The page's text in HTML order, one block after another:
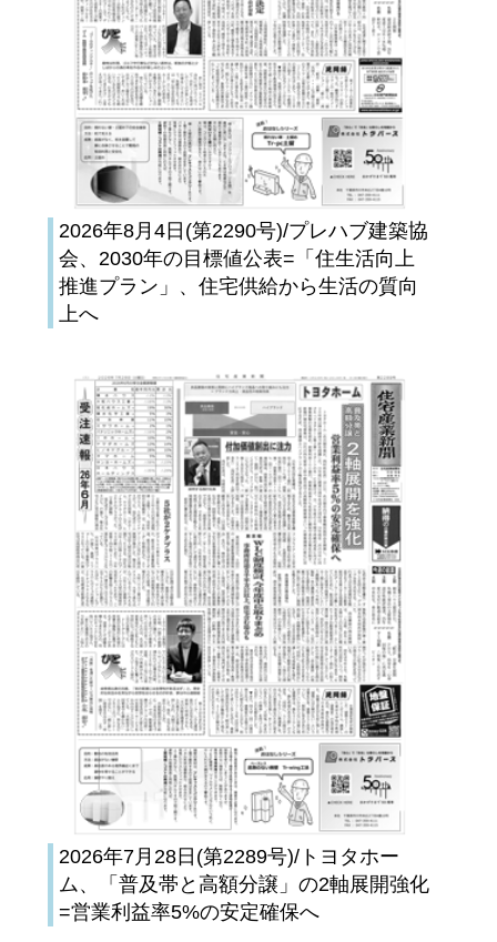
2026年8月4日(第2290号)/プレハブ建築協
会、2030年の目標値公表=「住生活向上
推進プラン」、住宅供給から生活の質向
上へ
2026年7月28日(第2289号)/トヨタホー
ム、「普及帯と高額分譲」の2軸展開強化
=営業利益率5%の安定確保へ